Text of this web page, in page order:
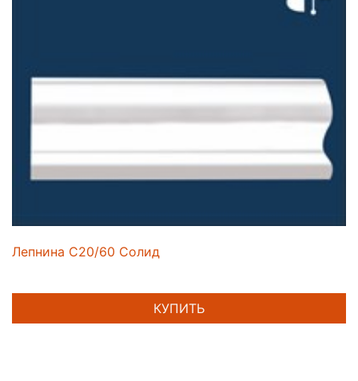
Лепнина C20/60 Солид
КУПИТЬ